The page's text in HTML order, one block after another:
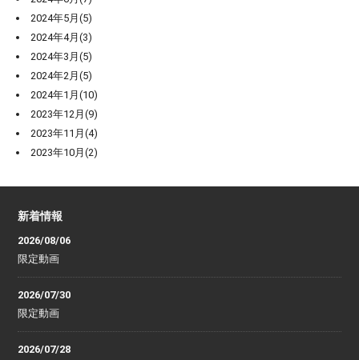
2024年5月(5)
2024年4月(3)
2024年3月(5)
2024年2月(5)
2024年1月(10)
2023年12月(9)
2023年11月(4)
2023年10月(2)
新着情報
2026/08/06
限定動画
2026/07/30
限定動画
2026/07/28